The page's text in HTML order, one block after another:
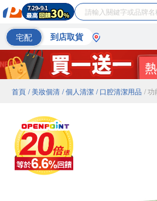
宅配 到店取貨
首頁 / 美妝個清 / 個人清潔 / 口腔清潔用品 / 功